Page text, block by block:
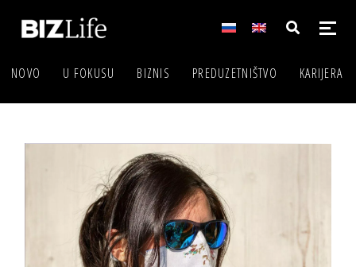
NOVO U FOKUSU BIZNIS PREDUZETNIŠTVO KARIJERA